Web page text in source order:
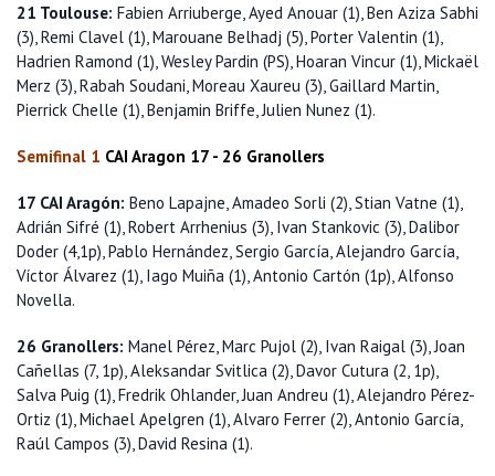
21 Toulouse: Fabien Arriuberge, Ayed Anouar (1), Ben Aziza Sabhi
(3), Remi Clavel (1), Marouane Belhadj (5), Porter Valentin (1),
Hadrien Ramond (1), Wesley Pardin (PS), Hoaran Vincur (1), Mickaël
Merz (3), Rabah Soudani, Moreau Xaureu (3), Gaillard Martin,
Pierrick Chelle (1), Benjamin Briffe, Julien Nunez (1).
Semifinal 1 CAI Aragon 17 - 26 Granollers
17 CAI Aragón: Beno Lapajne, Amadeo Sorli (2), Stian Vatne (1),
Adrián Sifré (1), Robert Arrhenius (3), Ivan Stankovic (3), Dalibor
Doder (4,1p), Pablo Hernández, Sergio García, Alejandro García,
Víctor Álvarez (1), Iago Muiña (1), Antonio Cartón (1p), Alfonso
Novella.
26 Granollers: Manel Pérez, Marc Pujol (2), Ivan Raigal (3), Joan
Cañellas (7, 1p), Aleksandar Svitlica (2), Davor Cutura (2, 1p),
Salva Puig (1), Fredrik Ohlander, Juan Andreu (1), Alejandro Pérez-
Ortiz (1), Michael Apelgren (1), Alvaro Ferrer (2), Antonio García,
Raúl Campos (3), David Resina (1).